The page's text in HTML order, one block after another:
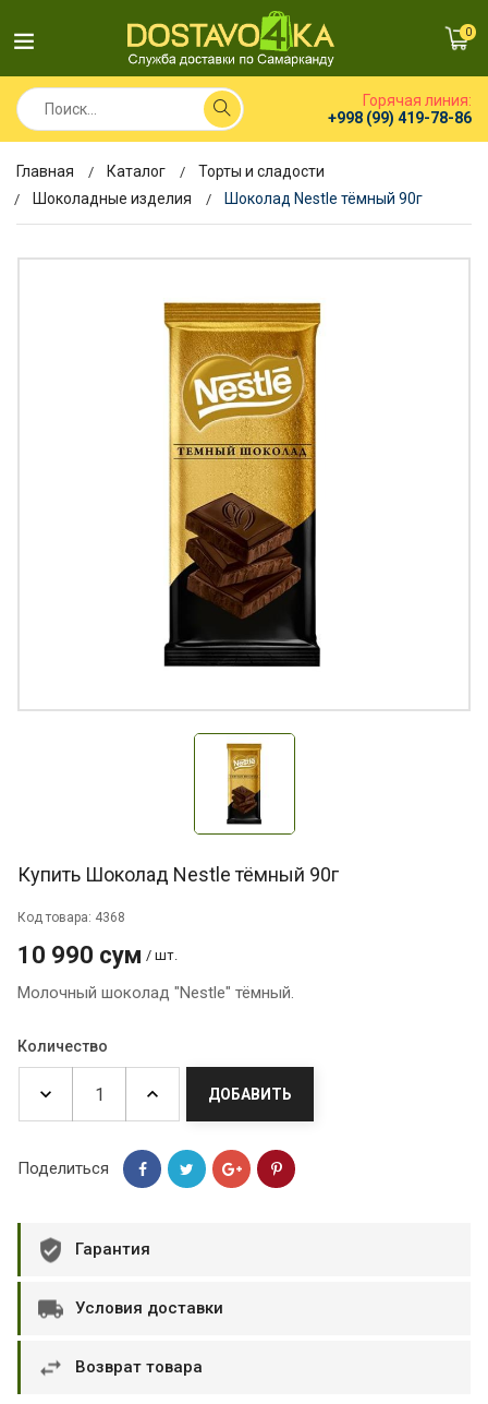
0
Горячая линия:
+998 (99) 419-78-86
Главная Каталог
Торты и сладости
Шоколадные изделия
Шоколад Nestle тёмный 90г
Купить Шоколад Nestle тёмный 90г
Код товара: 4368
10 990 сум / шт.
Молочный шоколад "Nestle" тёмный.
Количество
ДОБАВИТЬ
Поделиться
Гарантия
Условия доставки
Возврат товара